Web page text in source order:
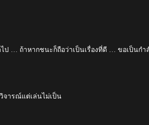
ป … ถ้าหากชนะก็ถือว่าเป็นเรื่องที่ดี … ขอเป็น
จารณ์แต่เล่นไม่เป็น